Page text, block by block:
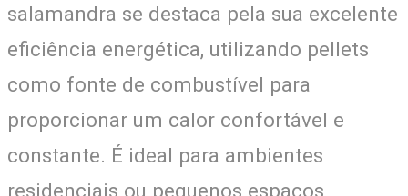
salamandra se destaca pela sua excelente
eficiência energética, utilizando pellets
como fonte de combustível para
proporcionar um calor confortável e
constante. É ideal para ambientes
residenciais ou pequenos espaços